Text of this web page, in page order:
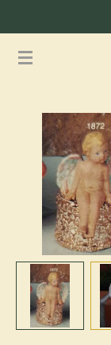
naar